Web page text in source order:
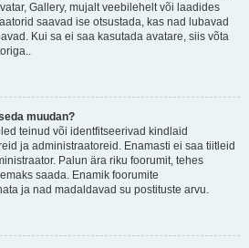
Gallery, mujalt veebilehelt või laadides
saavad ise otsustada, kas nad lubavad
Kui sa ei saa kasutada avatare, siis võta
muudan?
teinud või identfitseerivad kindlaid
ja administraatoreid. Enamasti ei saa tiitleid
Palun ära riku foorumit, tehes
saada. Enamik foorumite
ja nad madaldavad su postituste arvu.